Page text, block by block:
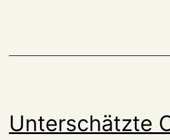
Unterschätzte